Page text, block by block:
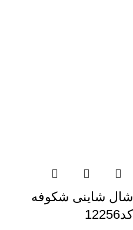
شال شاینی شکوفه
کد12256